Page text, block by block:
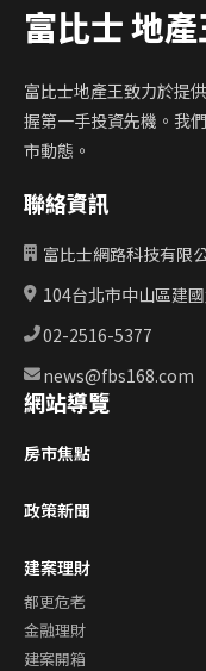
富比士 地
富比士地產王致力於提
握第一手投資先機。我
市動態。
聯絡資訊
富比士網路科技有限
104台北市中山區建
02-2516-5377
news@fbs168.com
網站導覽
房市焦點
政策新聞
建案理財
都更危老
金融理財
建案開箱